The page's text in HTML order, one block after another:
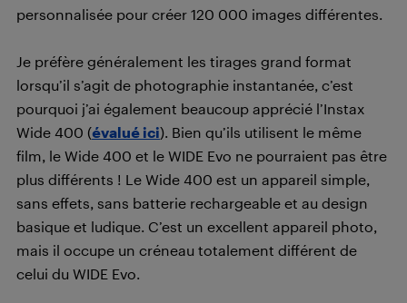
personnalisée pour créer 120 000 images différentes.
Je préfère généralement les tirages grand format
lorsqu’il s’agit de photographie instantanée, c’est
pourquoi j’ai également beaucoup apprécié l’Instax
Wide 400 (évalué ici). Bien qu’ils utilisent le même
film, le Wide 400 et le WIDE Evo ne pourraient pas être
plus différents ! Le Wide 400 est un appareil simple,
sans effets, sans batterie rechargeable et au design
basique et ludique. C’est un excellent appareil photo,
mais il occupe un créneau totalement différent de
celui du WIDE Evo.